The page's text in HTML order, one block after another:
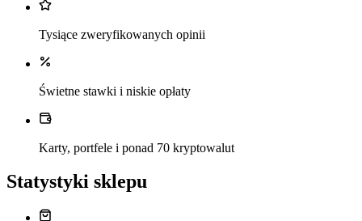
Tysiące zweryfikowanych opinii
Świetne stawki i niskie opłaty
Karty, portfele i ponad 70 kryptowalut
Statystyki sklepu